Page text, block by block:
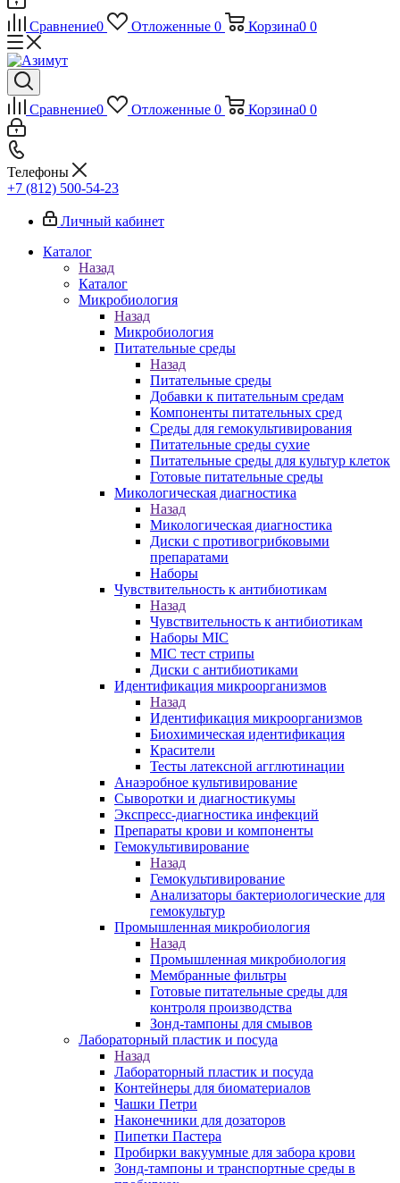
Сравнение0 Отложенные 0 Корзина0 0
Сравнение0 Отложенные 0 Корзина0 0
Телефоны
+7 (812) 500-54-23
Личный кабинет
Каталог
Назад
Каталог
Микробиология
Назад
Микробиология
Питательные среды
Назад
Питательные среды
Добавки к питательным средам
Компоненты питательных сред
Среды для гемокультивирования
Питательные среды сухие
Питательные среды для культур клеток
Готовые питательные среды
Микологическая диагностика
Назад
Микологическая диагностика
Диски с противогрибковыми
препаратами
Наборы
Чувствительность к антибиотикам
Назад
Чувствительность к антибиотикам
Наборы MIC
MIC тест стрипы
Диски с антибиотиками
Идентификация микроорганизмов
Назад
Идентификация микроорганизмов
Биохимическая идентификация
Красители
Тесты латексной агглютинации
Анаэробное культивирование
Сыворотки и диагностикумы
Экспресс-диагностика инфекций
Препараты крови и компоненты
Гемокультивирование
Назад
Гемокультивирование
Анализаторы бактериологические для
гемокультур
Промышленная микробиология
Назад
Промышленная микробиология
Мембранные фильтры
Готовые питательные среды для
контроля производства
Зонд-тампоны для смывов
Лабораторный пластик и посуда
Назад
Лабораторный пластик и посуда
Контейнеры для биоматериалов
Чашки Петри
Наконечники для дозаторов
Пипетки Пастера
Пробирки вакуумные для забора крови
Зонд-тампоны и транспортные среды в